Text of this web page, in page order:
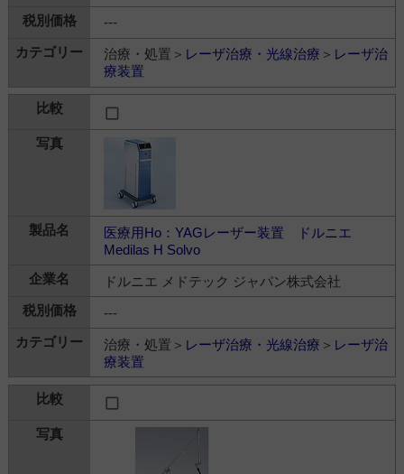
---
治療・処置＞ レーザ治療・光線治療 ＞ レーザ治
療装置
医療用Ho：YAGレーザー装置 ドルニエ
Medilas H Solvo
ドルニエ メドテック ジャパン株式会社
---
治療・処置＞ レーザ治療・光線治療 ＞ レーザ治
療装置